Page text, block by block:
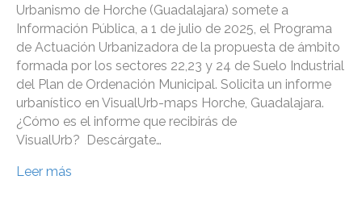
Urbanismo de Horche (Guadalajara) somete a
Información Pública, a 1 de julio de 2025, el Programa
de Actuación Urbanizadora de la propuesta de ámbito
formada por los sectores 22,23 y 24 de Suelo Industrial
del Plan de Ordenación Municipal. Solicita un informe
urbanístico en VisualUrb-maps Horche, Guadalajara.
¿Cómo es el informe que recibirás de
VisualUrb? Descárgate…
Leer más